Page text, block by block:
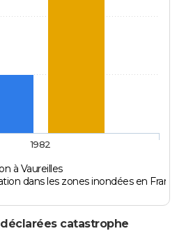
à Vaureilles
dans les zones inondées en
1982
catastrophe